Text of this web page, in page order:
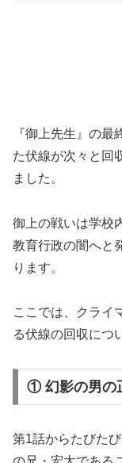
『御上先生』の
た伏線が次々と回
ました。
御上の戦いは学校
教育行政の闇へと
ります。
ここでは、クライ
る伏線の回収につ
① 幻影の男の
第1話からたびた